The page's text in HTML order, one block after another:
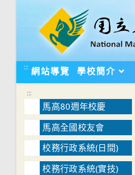
::: 網站導覽 學校簡介
:::
馬高80週年校慶
馬高全國校友會
校務行政系統(日間)
校務行政系統(實技)